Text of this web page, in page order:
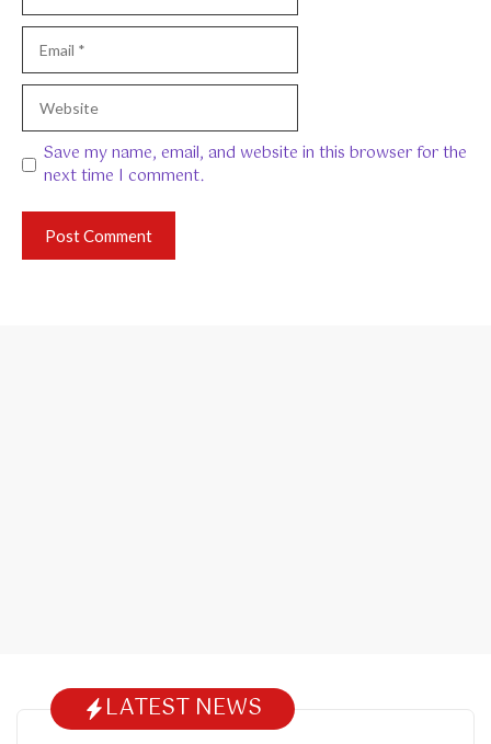
Email
Website
Save my name, email, and website in this browser for the
next time I comment.
LATEST NEWS